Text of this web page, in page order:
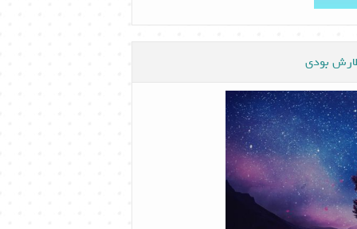
بودی